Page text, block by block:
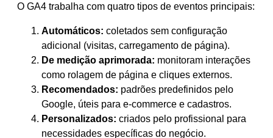
O GA4 trabalha com quatro tipos de eventos principais:
Automáticos: coletados sem configuração
adicional (visitas, carregamento de página).
De medição aprimorada: monitoram interações
como rolagem de página e cliques externos.
Recomendados: padrões predefinidos pelo
Google, úteis para e-commerce e cadastros.
Personalizados: criados pelo profissional para
necessidades específicas do negócio.